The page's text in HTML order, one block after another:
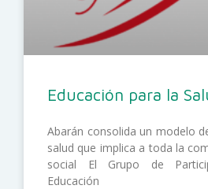
Educación para la
Abarán consolida un modelo
salud que implica a toda la
social El Grupo de
Educación